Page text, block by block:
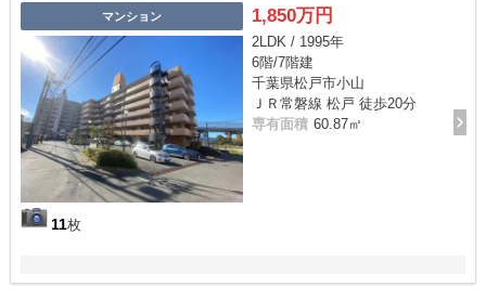
マンション
11枚
1,850万円
2LDK / 1995年
6階/7階建
千葉県松戸市小山
ＪＲ常磐線 松戸 徒歩20分
専有面積 60.87㎡